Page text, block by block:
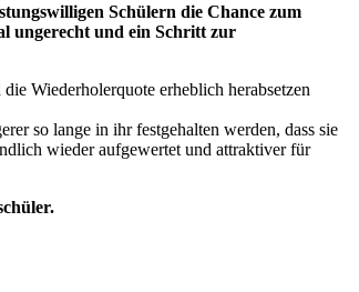
Schülern die Chance zum
ungerecht und ein Schritt zur
Wiederholerquote erheblich herabsetzen
so lange in ihr festgehalten werden, dass sie
wieder aufgewertet und attraktiver für